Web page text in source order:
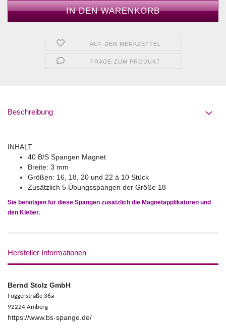
AUF DEN MERKZETTEL
FRAGE ZUM PRODUKT
Beschreibung
INHALT
40 B/S Spangen Magnet
Breite: 3 mm
Größen: 16, 18, 20 und 22 à 10 Stück
Zusätzlich 5 Übungsspangen der Größe 18
Sie benötigen für diese Spangen zusätzlich die Magnetapplikatoren und
den Kleber.
Hersteller Informationen
Bernd Stolz GmbH
Fuggerstraße 36a
92224 Amberg
https://www.bs-spange.de/